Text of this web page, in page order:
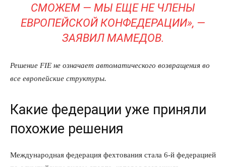
СМОЖЕМ — МЫ ЕЩЕ НЕ ЧЛЕНЫ
ЕВРОПЕЙСКОЙ КОНФЕДЕРАЦИИ», —
ЗАЯВИЛ МАМЕДОВ.
Решение FIE не означает автоматического возвращения во
все европейские структуры.
Какие федерации уже приняли
похожие решения
Международная федерация фехтования стала 6-й федерацией